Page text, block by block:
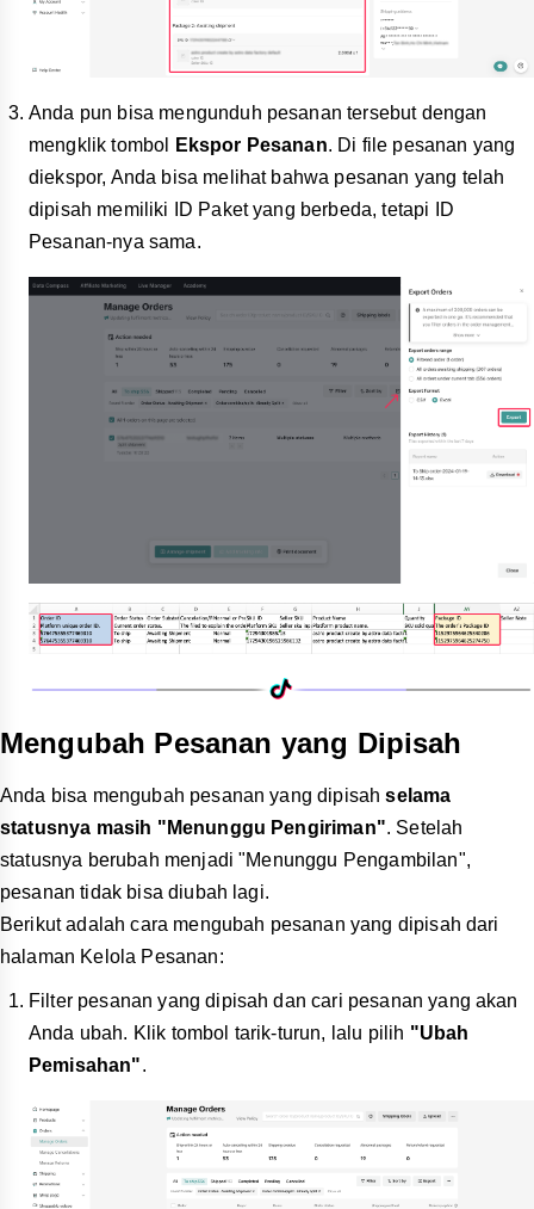
Anda pun bisa mengunduh pesanan tersebut dengan
mengklik tombol
Ekspor Pesanan. Di file pesanan yang
diekspor, Anda bisa melihat bahwa pesanan yang telah
dipisah memiliki ID Paket yang berbeda, tetapi ID
Pesanan-nya sama.
Mengubah Pesanan yang Dipisah
Anda bisa mengubah pesanan yang dipisahselama
statusnya masih "Menunggu Pengiriman". Setelah
statusnya berubah menjadi "Menunggu Pengambilan",
pesanan tidak bisa diubah lagi.
Berikut adalah cara mengubah pesanan yang dipisah dari
halaman Kelola Pesanan:
Filter pesanan yang dipisah dan cari pesanan yang akan
Anda ubah. Klik tombol tarik-turun, lalu pilih "Ubah
Pemisahan".